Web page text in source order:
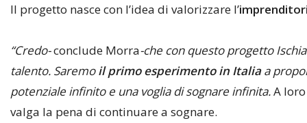
Il progetto nasce con l’idea di valorizzare l’
“Credo-conclude Morra-che con questo progetto
talento. Saremoil primo esperimento in Italiaa
potenziale infinito e una voglia di sognare infinita.A
valga la pena di continuare a sognare.